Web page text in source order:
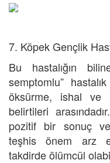
7. Köpek Gençlik
Bu hastalığın
semptomlu”
öksürme, ishal ve
belirtileri
pozitif bir sonuç
teşhis önem arz
takdirde ölümcül